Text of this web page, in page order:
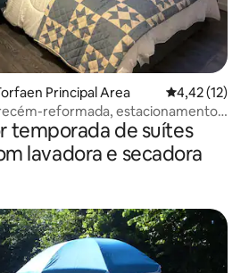
Principal Area 4,42 de uma
4,42 (12)
reformada, estacionamento
temporada de suítes
lavadora e secadora